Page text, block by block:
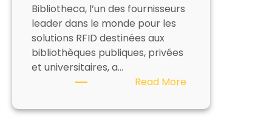
Bibliotheca, l’un des fournisseurs
leader dans le monde pour les
solutions RFID destinées aux
bibliothèques publiques, privées
et universitaires, a…
Read More: